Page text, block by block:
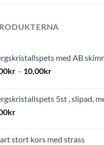
med AB
kr – 10,00kr
5st , slipad,
kr
stort kors med strass